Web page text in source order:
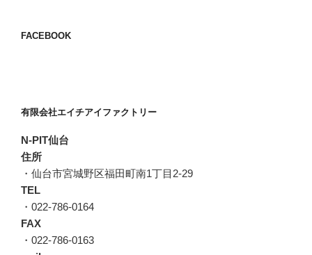
FACEBOOK
有限会社エイチアイファクトリー
N-PIT仙台
住所
・仙台市宮城野区福田町南1丁目2-29
TEL
・022-786-0164
FAX
・022-786-0163